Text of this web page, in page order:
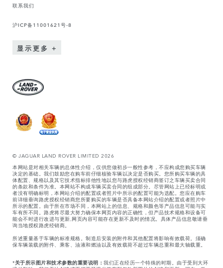
联系我们
沪ICP备11001621号-8
显示更多
© JAGUAR LAND ROVER LIMITED 2026
本网站是对相关车辆的总体性介绍，仅供您做初步一般性参考，不应构成您购买车辆
决定的基础。我们鼓励您在购车前仔细核验车辆以决定是否购买。您所购买车辆的具
体配置、规格以及其它技术指标排他性地以您与路虎授权经销商签订之车辆买卖合同
的条款和条件为准。本网站不构成车辆买卖合同的组成部分。尽管网站上已经标明或
者没有明确标明，本网站介绍的配置或者照片中所示的配置可能为选配。您应在购车
前详细垂询路虎授权经销商您所要购买的车辆是否具备本网站介绍的配置或者照片中
所示的配置。由于所在市场不同，本网站上的信息、规格和颜色等产品信息可能与实
车有所不同。路虎将尽最大努力确保本网页内容的正确性，但产品技术规格和设备可
能会不时进行改进与更新,网页内容可能存在更新不及时的情况。具体产品信息敬请垂
询当地授权路虎经销商。
所述重量基于车辆的标准规格。制造后安装的附件和其他配置将影响有效载荷。须确
保车辆装载的附件、乘客、油液和燃油以及有效载荷不超过车辆总重和最大轴载重。
*关于所示图片和技术参数的重要说明： 我们正在经历一个特殊的时期。由于受到大环